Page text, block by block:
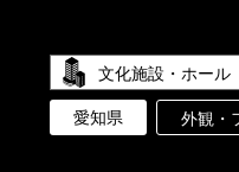
文化施設・ホール
愛知県
外観・